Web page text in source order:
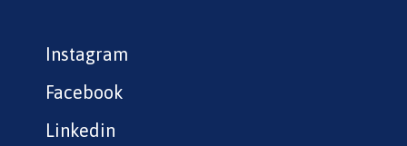
Instagram
Facebook
Linkedin